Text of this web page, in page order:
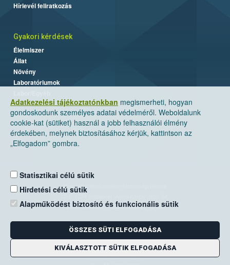
Adatkezelési tájékoztatónkban megismerheti, hogyan
gondoskodunk személyes adatai védelméről. Weboldalunk
cookie-kat (sütiket) használ a jobb felhasználói élmény
érdekében, melynek biztosításához kérjük, kattintson az
„Elfogadom” gombra.
Statisztikai célú sütik
Hirdetési célú sütik
Alapműködést biztosító és funkcionális sütik
ÖSSZES SÜTI ELFOGADÁSA
KIVÁLASZTOTT SÜTIK ELFOGADÁSA
Hírlevél feliratkozás
Gyakori kérdések
Élelmiszer
Állat
Növény
Laboratóriumok
Nemzeti Élelmiszerlánc-biztonsági Hivatal
Levelezési cím: 1525 Budapest. Pf. 30.
E-mail:ugyfelszolgalat@nebih.gov.hu
Zöld szám: 06-80/263-244
Telefon: 06-1/ 336-9000